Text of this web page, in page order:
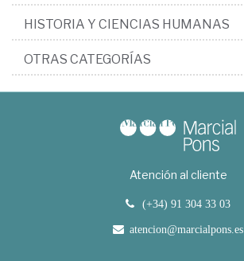
HISTORIA Y CIENCIAS HUMANAS
OTRAS CATEGORÍAS
Atención al cliente
(+34) 91 304 33 03
atencion@marcialpons.es